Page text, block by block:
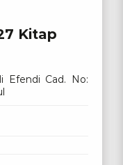
Kitap
Efendi Cad. No: